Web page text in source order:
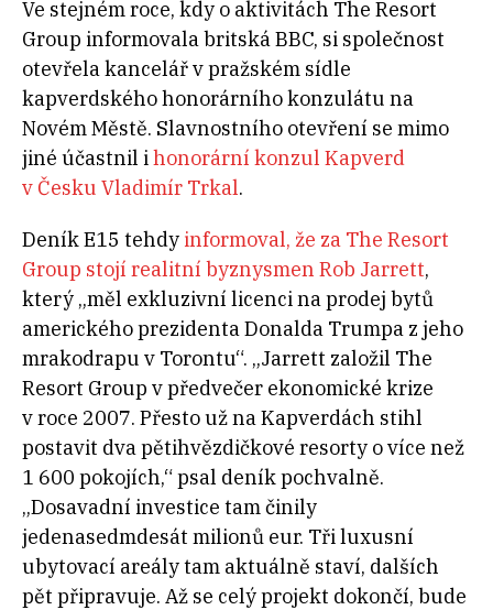
Ve stejném roce, kdy o aktivitách The Resort
Group informovala britská BBC, si společnost
otevřela kancelář v pražském sídle
kapverdského honorárního konzulátu na
Novém Městě. Slavnostního otevření se mimo
jiné účastnil ihonorární konzul Kapverd
v Česku Vladimír Trkal.
Deník E15 tehdy informoval, že za The Resort
Group stojí realitní byznysmen Rob Jarrett,
který „měl exkluzivní licenci na prodej bytů
amerického prezidenta Donalda Trumpa z jeho
mrakodrapu v Torontu“. „Jarrett založil The
Resort Group v předvečer ekonomické krize
v roce 2007. Přesto už na Kapverdách stihl
postavit dva pětihvězdičkové resorty o více než
1 600 pokojích,“ psal deník pochvalně.
„Dosavadní investice tam činily
jedenasedmdesát milionů eur. Tři luxusní
ubytovací areály tam aktuálně staví, dalších
pět připravuje. Až se celý projekt dokončí, bude